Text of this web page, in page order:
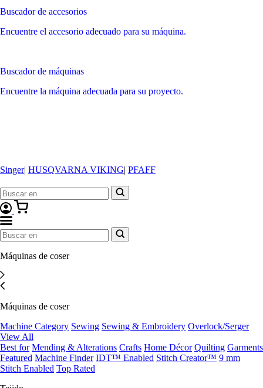
Buscador de accesorios
Encuentre el accesorio adecuado para su máquina.
Buscador de máquinas
Encuentre la máquina adecuada para su proyecto.
Singer| HUSQVARNA VIKING| PFAFF
Máquinas de coser
Máquinas de coser
Machine Category Sewing Sewing & Embroidery Overlock/Serger
View All
Best for Mending & Alterations Crafts Home Décor Quilting Garments
Featured Machine Finder IDT™ Enabled Stitch Creator™ 9 mm
Stitch Enabled Top Rated